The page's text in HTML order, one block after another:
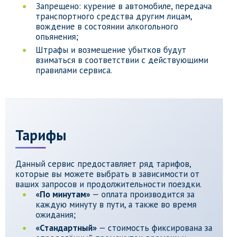
Запрещено: курение в автомобиле, передача
транспортного средства другим лицам,
вождение в состоянии алкогольного
опьянения;
Штрафы и возмещение убытков будут
взиматься в соответствии с действующими
правилами сервиса.
Тарифы
Данный сервис предоставляет ряд тарифов,
которые вы можете выбрать в зависимости от
ваших запросов и продолжительности поездки.
«По минутам» — оплата производится за
каждую минуту в пути, а также во время
ожидания;
«Стандартный» — стоимость фиксирована за